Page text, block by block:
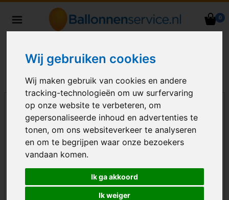
Wij gebruiken cookies
Wij maken gebruik van cookies en andere
tracking-technologieën om uw surfervaring
op onze website te verbeteren, om
gepersonaliseerde inhoud en advertenties te
tonen, om ons websiteverkeer te analyseren
en om te begrijpen waar onze bezoekers
vandaan komen.
Ik ga akkoord
Ik weiger
0
Nederland